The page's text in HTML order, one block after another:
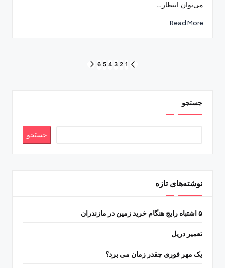
می‌توان انتظار…
Read More
PREVIOUS
1
2
3
4
5
6
جستجو
جستجو
نوشته‌های تازه
۵ اشتباه رایج هنگام خرید زمین در مازندران
تعمیر دریل
یک مهر فوری چقدر زمان می برد؟